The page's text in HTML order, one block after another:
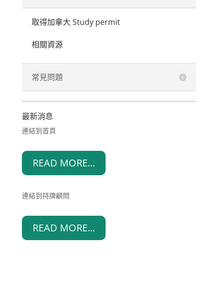
取得加拿大 Study permit
相關資源
常見問題
最新消息
連結到首頁
READ MORE...
連結到持牌顧問
READ MORE...